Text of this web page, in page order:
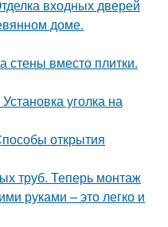
входных дверей
доме.
стены вместо плитки.
уголка на
открытия
труб. Теперь монтаж
руками – это легко и